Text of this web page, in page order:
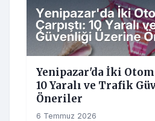
Yenipazar'da İki
10 Yaralı ve Trafik
Öneriler
6 Temmuz 2026